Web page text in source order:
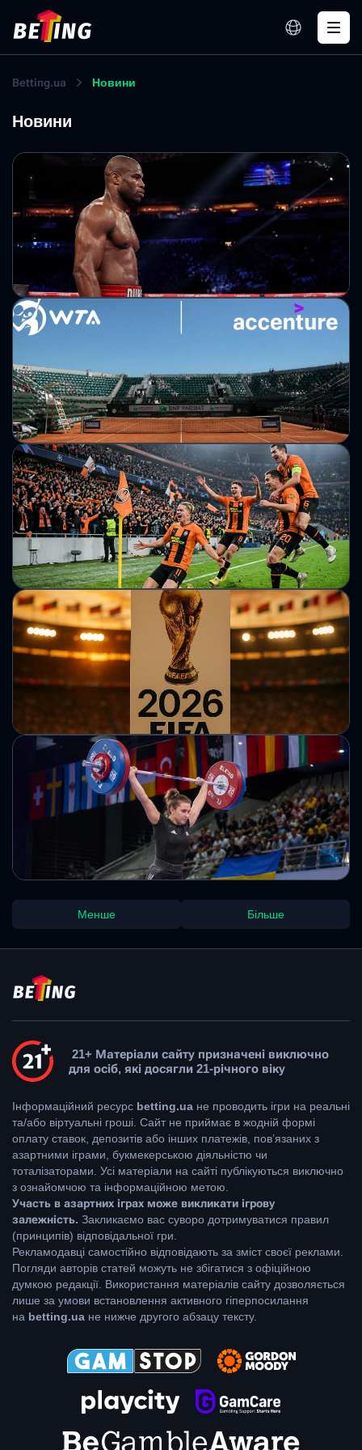
Betting.ua Новини
Новини
Дюбуа нокаутував Вордлі в кривавій битві
новим чемпіоном світу у надважкій вазі за версією WBO.
Михайло Кузьменко
Accenture стала новим партнером WTA на
тлі загрози бойкоту з боку провідних
тенісисток
WTA оголосила про стратегічне партнерство з Accenture
для оновлення цифрової інфраструктури туру. Угода
підписана на тлі дискусій щодо призових і можливого
бойкоту турнірів.
Михайло Кузьменко
"Шахтар" обійшов "Динамо" і першим в
історії України здобув 40 трофеїв на
внутрішній арені
Донецький клуб установив новий історичний рекорд після
дострокового чемпіонства в УПЛ сезону 2025/26.
ФІФА запускає ринок прогнозів
напередодні ЧС-2026
Нова платформа відкриває інтерактивні можливості для
вболівальників. Користувачі зможуть взаємодіяти з
офіційними даними турніру.
Михайло Кузьменко
Українські спортсмени показали стабільні результати на
команді медалі різного ґатунку в індивідуальних
категоріях.
Менше Більше
21+ Матеріали сайту призначені виключно
для осіб, які досягли 21-річного віку
Інформаційний ресурс betting.ua не проводить ігри на реальні
та/або віртуальні гроші. Сайт не приймає в жодній формі
оплату ставок, депозитів або інших платежів, пов’язаних з
азартними іграми, букмекерською діяльністю чи
тоталізаторами. Усі матеріали на сайті публікуються виключно
з ознайомчою та інформаційною метою.
Участь в азартних іграх може викликати ігрову
залежність. Закликаємо вас суворо дотримуватися правил
(принципів) відповідальної гри.
Рекламодавці самостійно відповідають за зміст своєї реклами.
Погляди авторів статей можуть не збігатися з офіційною
думкою редакції. Використання матеріалів сайту дозволяється
лише за умови встановлення активного гіперпосилання
на betting.ua не нижче другого абзацу тексту.